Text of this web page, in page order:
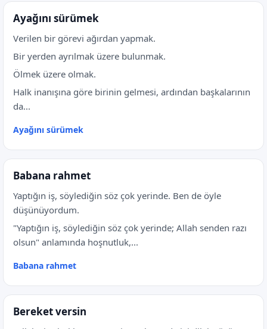
Ayağını sürümek
Verilen bir görevi ağırdan yapmak.
Bir yerden ayrılmak üzere bulunmak.
Ölmek üzere olmak.
Halk inanışına göre birinin gelmesi, ardından başkalarının
da...
Ayağını sürümek
Babana rahmet
Yaptığın iş, söylediğin söz çok yerinde. Ben de öyle
düşünüyordum.
"Yaptığın iş, söylediğin söz çok yerinde; Allah senden razı
olsun" anlamında hoşnutluk,...
Babana rahmet
Bereket versin